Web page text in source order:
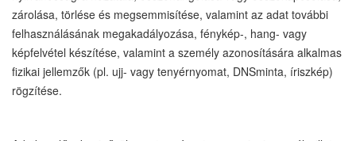
zárolása, törlése és megsemmisítése, valamint az adat további
felhasználásának megakadályozása, fénykép-, hang- vagy
képfelvétel készítése, valamint a személy azonosítására alkalmas
fizikai jellemzők (pl. ujj- vagy tenyérnyomat, DNSminta, íriszkép)
rögzítése.